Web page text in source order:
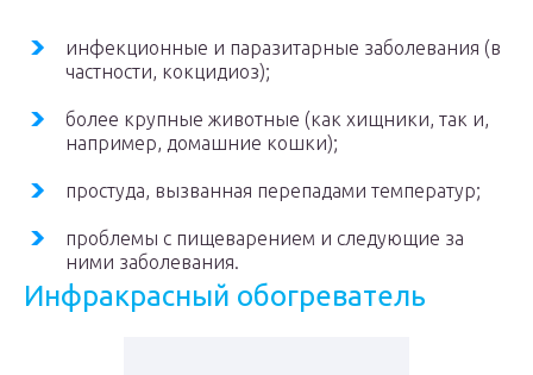
инфекционные и паразитарные заболевания (в
частности, кокцидиоз);
более крупные животные (как хищники, так и,
например, домашние кошки);
простуда, вызванная перепадами температур;
проблемы с пищеварением и следующие за
ними заболевания.
Инфракрасный обогреватель